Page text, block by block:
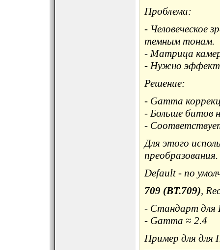
Проблема:
- Человеческое
темным тонам.
- Матрица
- Нужно
Решение:
- Gamma
- Больше битов
-
Для этого
преобразования.
Default - по
709 (BT.709),
- Стандарт для
- Gamma ≈ 2.4
Пример для для